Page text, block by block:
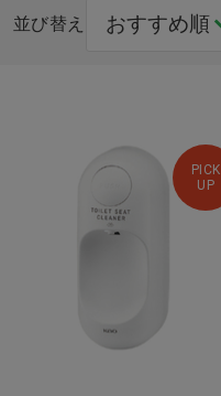
並び替え
PICK
UP